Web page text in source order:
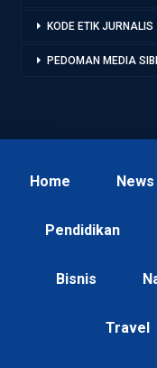
KODE ETIK JURNALIS
PEDOMAN MEDIA
Home News
Pendidikan
Bisnis
Travel